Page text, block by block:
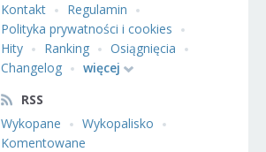
Kontakt
Regulamin
Polityka prywatności i cookies
Hity
Ranking
Osiągnięcia
Changelog
więcej
RSS
Wykopane
Wykopalisko
Komentowane